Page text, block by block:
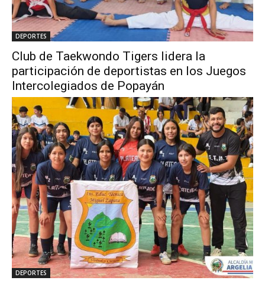
DEPORTES
Club de Taekwondo Tigers lidera la
participación de deportistas en los Juegos
Intercolegiados de Popayán
DEPORTES